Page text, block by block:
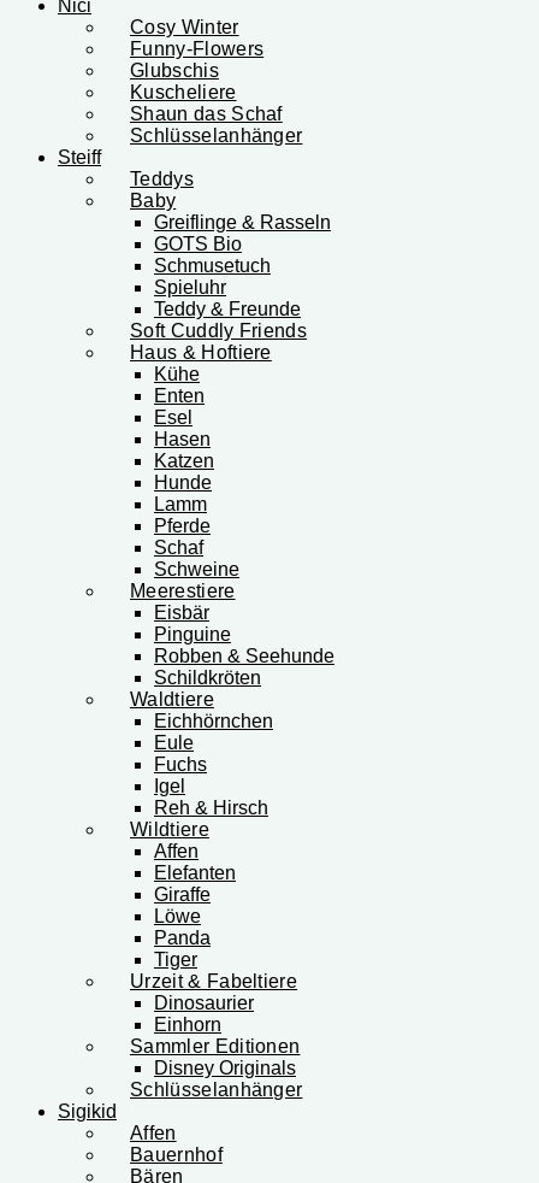
Nici
Cosy Winter
Funny-Flowers
Glubschis
Kuscheliere
Shaun das Schaf
Schlüsselanhänger
Steiff
Teddys
Baby
Greiflinge & Rasseln
GOTS Bio
Schmusetuch
Spieluhr
Teddy & Freunde
Soft Cuddly Friends
Haus & Hoftiere
Kühe
Enten
Esel
Hasen
Katzen
Hunde
Lamm
Pferde
Schaf
Schweine
Meerestiere
Eisbär
Pinguine
Robben & Seehunde
Schildkröten
Waldtiere
Eichhörnchen
Eule
Fuchs
Igel
Reh & Hirsch
Wildtiere
Affen
Elefanten
Giraffe
Löwe
Panda
Tiger
Urzeit & Fabeltiere
Dinosaurier
Einhorn
Sammler Editionen
Disney Originals
Schlüsselanhänger
Sigikid
Affen
Bauernhof
Bären